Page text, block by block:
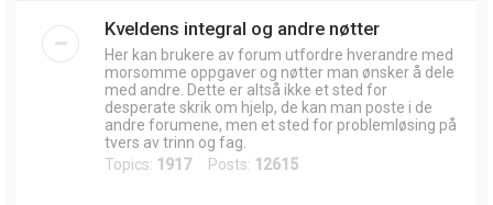
Kveldens integral og andre nøtter
Her kan brukere av forum utfordre hverandre med
morsomme oppgaver og nøtter man ønsker å dele
med andre. Dette er altså ikke et sted for
desperate skrik om hjelp, de kan man poste i de
andre forumene, men et sted for problemløsing på
tvers av trinn og fag.
Topics: 1917Posts: 12615